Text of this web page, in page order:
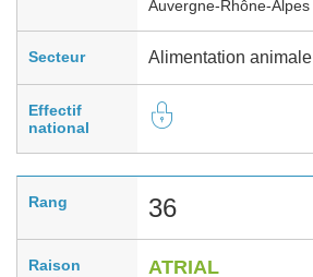
Auvergne-Rhône-Alpes
Secteur Alimentation animale
Effectif
national
Rang 36
Raison
ATRIAL